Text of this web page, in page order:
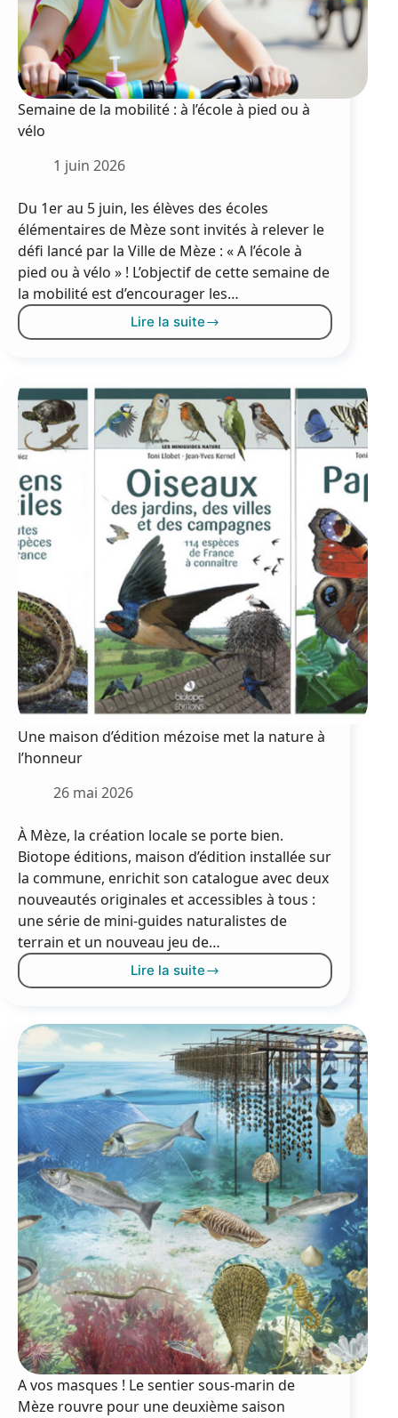
Semaine de la mobilité : à l’école à pied ou à
vélo
1 juin 2026
Du 1er au 5 juin, les élèves des écoles
élémentaires de Mèze sont invités à relever le
défi lancé par la Ville de Mèze : « A l’école à
pied ou à vélo » ! L’objectif de cette semaine de
la mobilité est d’encourager les…
Lire la suite
Semaine
mobilité
à
l’école
pied
ou
à
vélo
Une maison d’édition mézoise met la nature à
l’honneur
26 mai 2026
À Mèze, la création locale se porte bien.
Biotope éditions, maison d’édition installée sur
la commune, enrichit son catalogue avec deux
nouveautés originales et accessibles à tous :
une série de mini-guides naturalistes de
terrain et un nouveau jeu de…
Lire la suite
Une
mézoise
met
la
nature
l’honneur
A vos masques ! Le sentier sous-marin de
Mèze rouvre pour une deuxième saison